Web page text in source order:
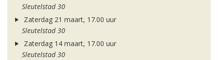
Sleutelstad 30
Zaterdag 21 maart, 17.00 uur
Sleutelstad 30
Zaterdag 14 maart, 17.00 uur
Sleutelstad 30